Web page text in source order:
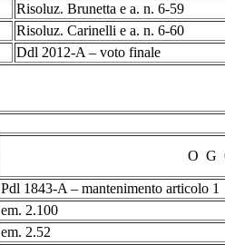
Risoluz. Brunetta e a. n. 6-59
Risoluz. Carinelli e a. n. 6-60
Ddl 2012-A – voto finale
O G
Pdl 1843-A – mantenimento articolo 1
em. 2.100
em. 2.52